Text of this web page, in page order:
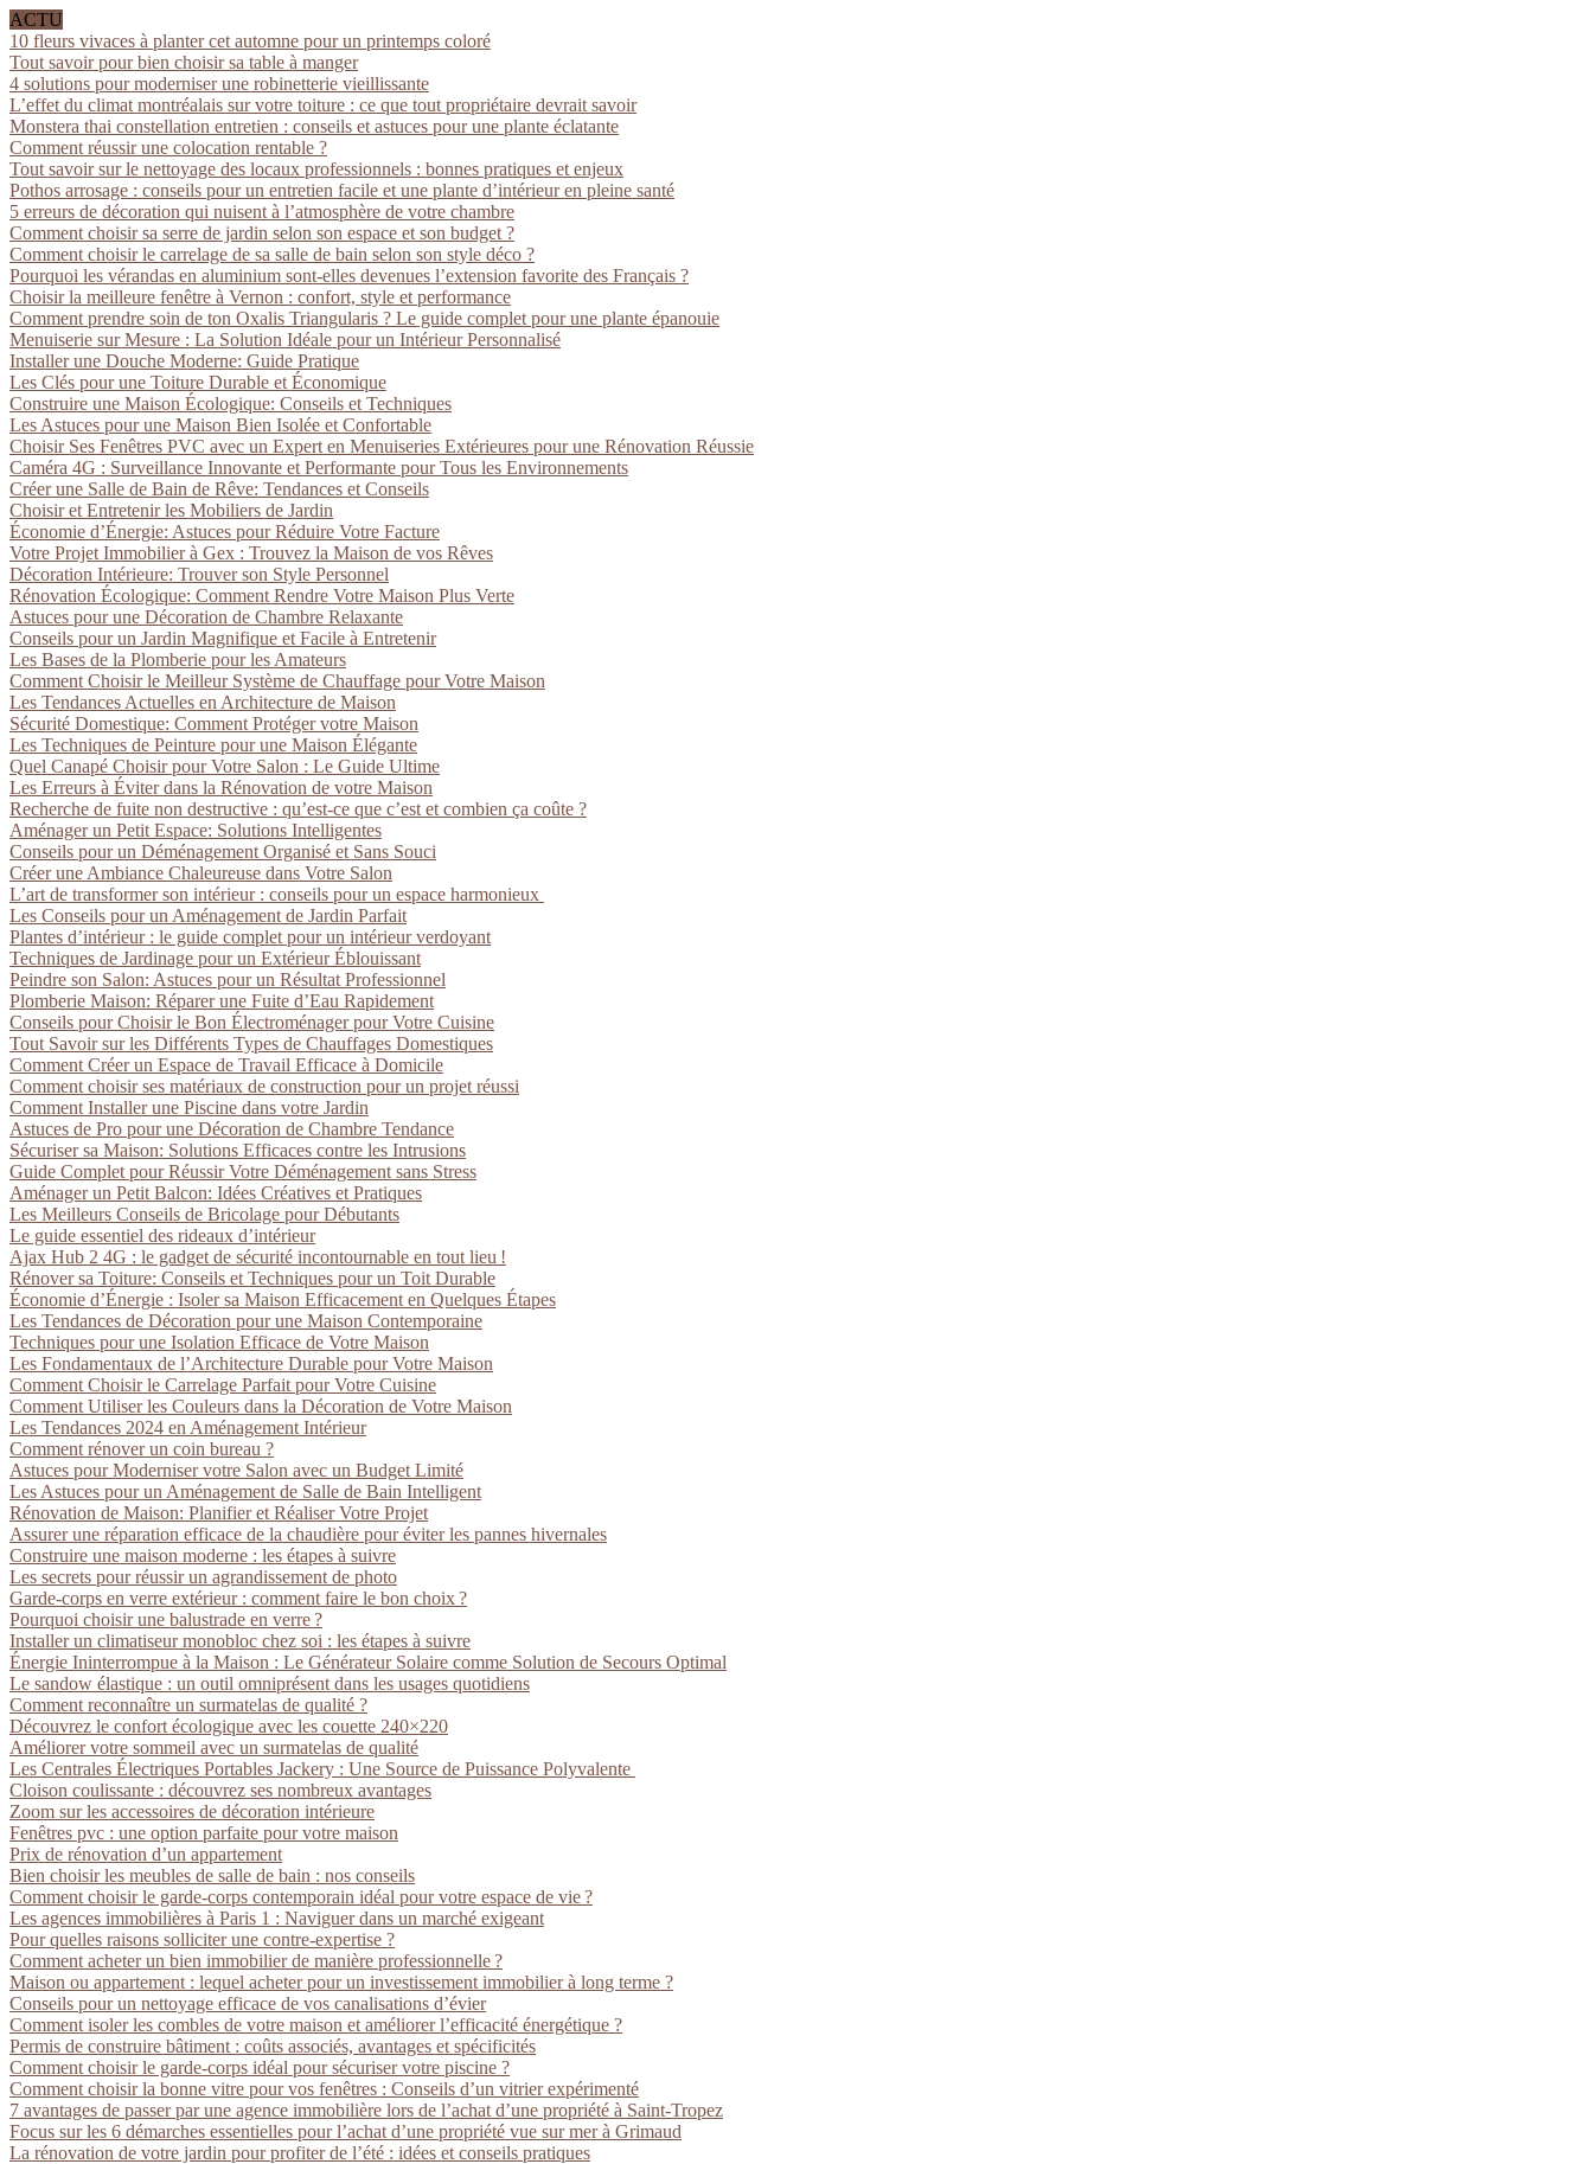
ACTU
10 fleurs vivaces à planter cet automne pour un printemps coloré
Tout savoir pour bien choisir sa table à manger
4 solutions pour moderniser une robinetterie vieillissante
L’effet du climat montréalais sur votre toiture : ce que tout propriétaire devrait savoir
Monstera thai constellation entretien : conseils et astuces pour une plante éclatante
Comment réussir une colocation rentable ?
Tout savoir sur le nettoyage des locaux professionnels : bonnes pratiques et enjeux
Pothos arrosage : conseils pour un entretien facile et une plante d’intérieur en pleine santé
5 erreurs de décoration qui nuisent à l’atmosphère de votre chambre
Comment choisir sa serre de jardin selon son espace et son budget ?
Comment choisir le carrelage de sa salle de bain selon son style déco ?
Pourquoi les vérandas en aluminium sont-elles devenues l’extension favorite des Français ?
Choisir la meilleure fenêtre à Vernon : confort, style et performance
Comment prendre soin de ton Oxalis Triangularis ? Le guide complet pour une plante épanouie
Menuiserie sur Mesure : La Solution Idéale pour un Intérieur Personnalisé
Installer une Douche Moderne: Guide Pratique
Les Clés pour une Toiture Durable et Économique
Construire une Maison Écologique: Conseils et Techniques
Les Astuces pour une Maison Bien Isolée et Confortable
Choisir Ses Fenêtres PVC avec un Expert en Menuiseries Extérieures pour une Rénovation Réussie
Caméra 4G : Surveillance Innovante et Performante pour Tous les Environnements
Créer une Salle de Bain de Rêve: Tendances et Conseils
Choisir et Entretenir les Mobiliers de Jardin
Économie d’Énergie: Astuces pour Réduire Votre Facture
Votre Projet Immobilier à Gex : Trouvez la Maison de vos Rêves
Décoration Intérieure: Trouver son Style Personnel
Rénovation Écologique: Comment Rendre Votre Maison Plus Verte
Astuces pour une Décoration de Chambre Relaxante
Conseils pour un Jardin Magnifique et Facile à Entretenir
Les Bases de la Plomberie pour les Amateurs
Comment Choisir le Meilleur Système de Chauffage pour Votre Maison
Les Tendances Actuelles en Architecture de Maison
Sécurité Domestique: Comment Protéger votre Maison
Les Techniques de Peinture pour une Maison Élégante
Quel Canapé Choisir pour Votre Salon : Le Guide Ultime
Les Erreurs à Éviter dans la Rénovation de votre Maison
Recherche de fuite non destructive : qu’est-ce que c’est et combien ça coûte ?
Aménager un Petit Espace: Solutions Intelligentes
Conseils pour un Déménagement Organisé et Sans Souci
Créer une Ambiance Chaleureuse dans Votre Salon
L’art de transformer son intérieur : conseils pour un espace harmonieux
Les Conseils pour un Aménagement de Jardin Parfait
Plantes d’intérieur : le guide complet pour un intérieur verdoyant
Techniques de Jardinage pour un Extérieur Éblouissant
Peindre son Salon: Astuces pour un Résultat Professionnel
Plomberie Maison: Réparer une Fuite d’Eau Rapidement
Conseils pour Choisir le Bon Électroménager pour Votre Cuisine
Tout Savoir sur les Différents Types de Chauffages Domestiques
Comment Créer un Espace de Travail Efficace à Domicile
Comment choisir ses matériaux de construction pour un projet réussi
Comment Installer une Piscine dans votre Jardin
Astuces de Pro pour une Décoration de Chambre Tendance
Sécuriser sa Maison: Solutions Efficaces contre les Intrusions
Guide Complet pour Réussir Votre Déménagement sans Stress
Aménager un Petit Balcon: Idées Créatives et Pratiques
Les Meilleurs Conseils de Bricolage pour Débutants
Le guide essentiel des rideaux d’intérieur
Ajax Hub 2 4G : le gadget de sécurité incontournable en tout lieu !
Rénover sa Toiture: Conseils et Techniques pour un Toit Durable
Économie d’Énergie : Isoler sa Maison Efficacement en Quelques Étapes
Les Tendances de Décoration pour une Maison Contemporaine
Techniques pour une Isolation Efficace de Votre Maison
Les Fondamentaux de l’Architecture Durable pour Votre Maison
Comment Choisir le Carrelage Parfait pour Votre Cuisine
Comment Utiliser les Couleurs dans la Décoration de Votre Maison
Les Tendances 2024 en Aménagement Intérieur
Comment rénover un coin bureau ?
Astuces pour Moderniser votre Salon avec un Budget Limité
Les Astuces pour un Aménagement de Salle de Bain Intelligent
Rénovation de Maison: Planifier et Réaliser Votre Projet
Assurer une réparation efficace de la chaudière pour éviter les pannes hivernales
Construire une maison moderne : les étapes à suivre
Les secrets pour réussir un agrandissement de photo
Garde-corps en verre extérieur : comment faire le bon choix ?
Pourquoi choisir une balustrade en verre ?
Installer un climatiseur monobloc chez soi : les étapes à suivre
Énergie Ininterrompue à la Maison : Le Générateur Solaire comme Solution de Secours Optimal
Le sandow élastique : un outil omniprésent dans les usages quotidiens
Comment reconnaître un surmatelas de qualité ?
Découvrez le confort écologique avec les couette 240×220
Améliorer votre sommeil avec un surmatelas de qualité
Les Centrales Électriques Portables Jackery : Une Source de Puissance Polyvalente
Cloison coulissante : découvrez ses nombreux avantages
Zoom sur les accessoires de décoration intérieure
Fenêtres pvc : une option parfaite pour votre maison
Prix de rénovation d’un appartement
Bien choisir les meubles de salle de bain : nos conseils
Comment choisir le garde-corps contemporain idéal pour votre espace de vie ?
Les agences immobilières à Paris 1 : Naviguer dans un marché exigeant
Pour quelles raisons solliciter une contre-expertise ?
Comment acheter un bien immobilier de manière professionnelle ?
Maison ou appartement : lequel acheter pour un investissement immobilier à long terme ?
Conseils pour un nettoyage efficace de vos canalisations d’évier
Comment isoler les combles de votre maison et améliorer l’efficacité énergétique ?
Permis de construire bâtiment : coûts associés, avantages et spécificités
Comment choisir le garde-corps idéal pour sécuriser votre piscine ?
Comment choisir la bonne vitre pour vos fenêtres : Conseils d’un vitrier expérimenté
7 avantages de passer par une agence immobilière lors de l’achat d’une propriété à Saint-Tropez
Focus sur les 6 démarches essentielles pour l’achat d’une propriété vue sur mer à Grimaud
La rénovation de votre jardin pour profiter de l’été : idées et conseils pratiques